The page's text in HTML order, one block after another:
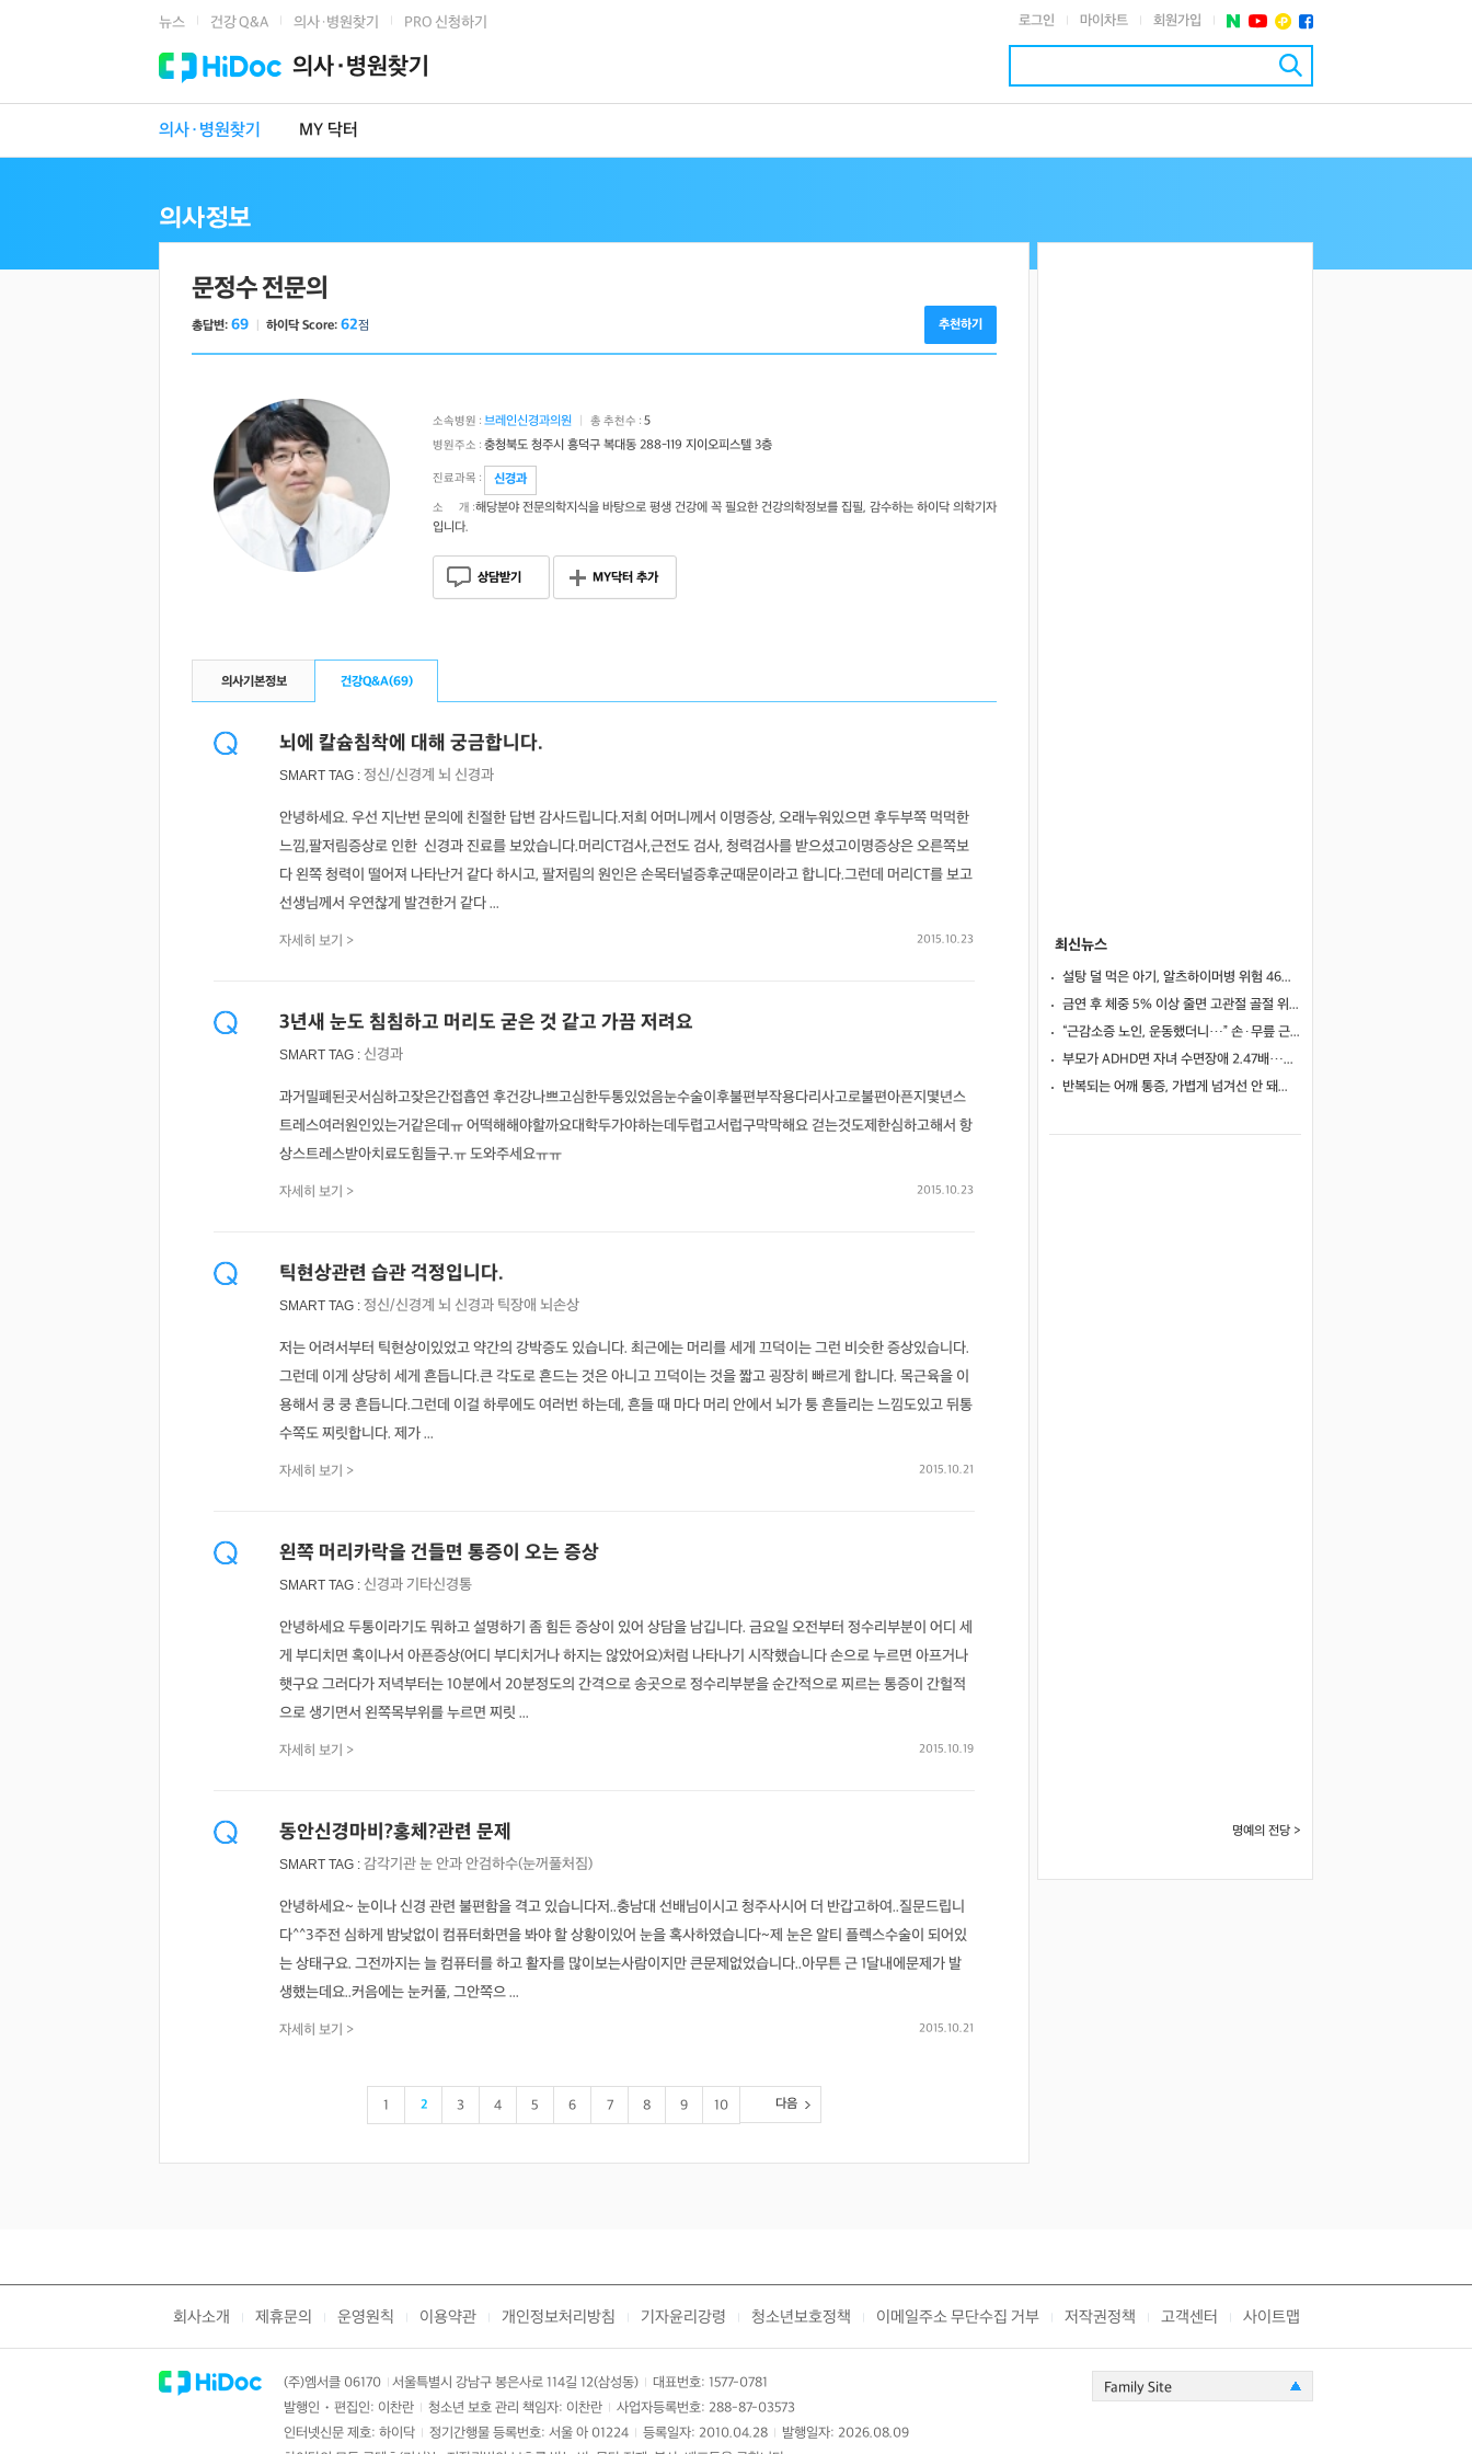
뉴스 건강 Q&A 의사·병원찾기 PRO 신청하기 로그인 마이차트 회원가입
의사·병원찾기
의사·병원찾기 MY 닥터
문정수 전문의
총답변: 69 하이닥 Score: 62점 추천하기
소속병원 : 브레인신경과의원 총 추천수 : 5
병원주소 : 충청북도 청주시 흥덕구 복대동 288-119 지이오피스텔 3층
진료과목 : 신경과
소 개 :해당분야 전문의학지식을 바탕으로 평생 건강에 꼭 필요한 건강의학정보를 집필, 감수하는 하이닥 의학기자
입니다.
상담받기 MY닥터 추가
의사기본정보 건강Q&A(69)
뇌에 칼슘침착에 대해 궁금합니다.
SMART TAG : 정신/신경계 뇌 신경과
안녕하세요. 우선 지난번 문의에 친절한 답변 감사드립니다.저희 어머니께서 이명증상, 오래누워있으면 후두부쪽 먹먹한
느낌,팔저림증상로 인한 신경과 진료를 보았습니다.머리CT검사,근전도 검사, 청력검사를 받으셨고이명증상은 오른쪽보
다 왼쪽 청력이 떨어져 나타난거 같다 하시고, 팔저림의 원인은 손목터널증후군때문이라고 합니다.그런데 머리CT를 보고
선생님께서 우연찮게 발견한거 같다 ...
자세히 보기 > 2015.10.23
3년새 눈도 침침하고 머리도 굳은 것 같고 가끔 저려요
SMART TAG : 신경과
과거밀폐된곳서심하고잦은간접흡연 후건강나쁘고심한두통있었음눈수술이후불편부작용다리사고로불편아픈지몇년스
트레스여러원인있는거같은데ㅠ 어떡해해야할까요대학두가야하는데두렵고서럽구막막해요 걷는것도제한심하고해서 항
상스트레스받아치료도힘들구.ㅠ 도와주세요ㅠㅠ
자세히 보기 > 2015.10.23
틱현상관련 습관 걱정입니다.
SMART TAG : 정신/신경계 뇌 신경과 틱장애 뇌손상
저는 어려서부터 틱현상이있었고 약간의 강박증도 있습니다. 최근에는 머리를 세게 끄덕이는 그런 비슷한 증상있습니다.
그런데 이게 상당히 세게 흔듭니다.큰 각도로 흔드는 것은 아니고 끄덕이는 것을 짧고 굉장히 빠르게 합니다. 목근육을 이
용해서 쿵 쿵 흔듭니다.그런데 이걸 하루에도 여러번 하는데, 흔들 때 마다 머리 안에서 뇌가 퉁 흔들리는 느낌도있고 뒤통
수쪽도 찌릿합니다. 제가 ...
자세히 보기 > 2015.10.21
왼쪽 머리카락을 건들면 통증이 오는 증상
SMART TAG : 신경과 기타신경통
안녕하세요 두통이라기도 뭐하고 설명하기 좀 힘든 증상이 있어 상담을 남깁니다. 금요일 오전부터 정수리부분이 어디 세
게 부디치면 혹이나서 아픈증상(어디 부디치거나 하지는 않았어요)처럼 나타나기 시작했습니다 손으로 누르면 아프거나
햇구요 그러다가 저녁부터는 10분에서 20분정도의 간격으로 송곳으로 정수리부분을 순간적으로 찌르는 통증이 간헐적
으로 생기면서 왼쪽목부위를 누르면 찌릿 ...
자세히 보기 > 2015.10.19
동안신경마비?홍체?관련 문제
SMART TAG : 감각기관눈안과안검하수(눈꺼풀처짐)
안녕하세요~ 눈이나 신경 관련 불편함을 격고 있습니다저..충남대 선배님이시고 청주사시어 더 반갑고하여..질문드립니
다^^3주전 심하게 밤낮없이 컴퓨터화면을 봐야 할 상황이있어 눈을 혹사하였습니다~제 눈은 알티 플렉스수술이 되어있
는 상태구요. 그전까지는 늘 컴퓨터를 하고 활자를 많이보는사람이지만 큰문제없었습니다..아무튼 근 1달내에문제가 발
생했는데요..커음에는 눈커풀, 그안쪽으 ...
자세히 보기 > 2015.10.21
1 2 3 4 5 6 7 8 9 10 다음
최신뉴스
설탕 덜 먹은 아기, 알츠하이머병 위험 46%↓… 불안장애도 감소
금연 후 체중 5% 이상 줄면 고관절 골절 위험 1.8배↑
“근감소증 노인, 운동했더니…” 손·무릎 근력·보행 속도 모두 개선됐다
부모가 ADHD면 자녀 수면장애 2.47배…정신질환·사고 위험까지 넓게 높였다
반복되는 어깨 통증, 가볍게 넘겨선 안 돼… 원인과 치료 방법 살펴봐야
명예의 전당 >
회사소개 제휴문의 운영원칙 이용약관 개인정보처리방침 기자윤리강령 청소년보호정책 이메일주소 무단수집 거부 저작권정책 고객센터 사이트맵
(주)엠서클 06170 서울특별시 강남구 봉은사로 114길 12(삼성동)
대표번호: 1577-0781
발행인・편집인: 이찬란
청소년 보호 관리 책임자: 이찬란
사업자등록번호: 288-87-03573
인터넷신문 제호: 하이닥
정기간행물 등록번호: 서울 아 01224 등록일자: 2010.04.28
발행일자: 2026.08.09
Family Site